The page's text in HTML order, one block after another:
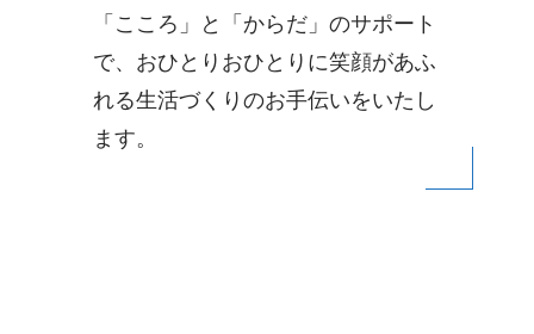
「こころ」と「からだ」のサポート
で、おひとりおひとりに笑顔があふ
れる生活づくりのお手伝いをいたし
ます。